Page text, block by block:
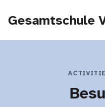
Inhalt
Gesamtschule